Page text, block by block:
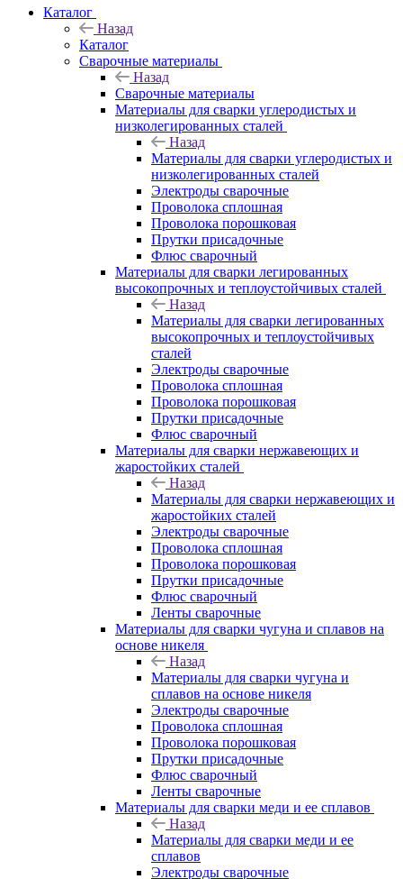
Каталог
Назад
Каталог
Сварочные материалы
Назад
Сварочные материалы
Материалы для сварки углеродистых и
низколегированных сталей
Назад
Материалы для сварки углеродистых и
низколегированных сталей
Электроды сварочные
Проволока сплошная
Проволока порошковая
Прутки присадочные
Флюс сварочный
Материалы для сварки легированных
высокопрочных и теплоустойчивых сталей
Назад
Материалы для сварки легированных
высокопрочных и теплоустойчивых
сталей
Электроды сварочные
Проволока сплошная
Проволока порошковая
Прутки присадочные
Флюс сварочный
Материалы для сварки нержавеющих и
жаростойких сталей
Назад
Материалы для сварки нержавеющих и
жаростойких сталей
Электроды сварочные
Проволока сплошная
Проволока порошковая
Прутки присадочные
Флюс сварочный
Ленты сварочные
Материалы для сварки чугуна и сплавов на
основе никеля
Назад
Материалы для сварки чугуна и
сплавов на основе никеля
Электроды сварочные
Проволока сплошная
Проволока порошковая
Прутки присадочные
Флюс сварочный
Ленты сварочные
Материалы для сварки меди и ее сплавов
Назад
Материалы для сварки меди и ее
сплавов
Электроды сварочные